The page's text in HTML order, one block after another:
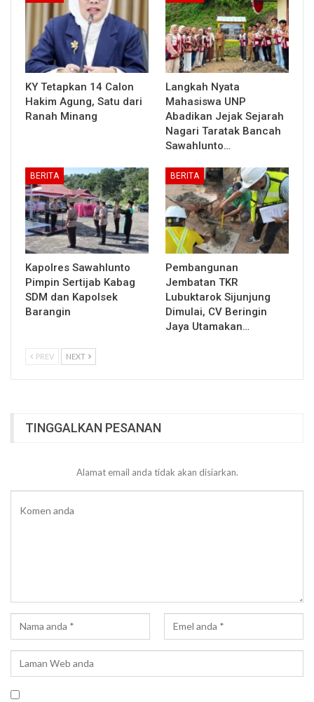
KY Tetapkan 14 Calon
Hakim Agung, Satu dari
Ranah Minang
Langkah Nyata
Mahasiswa UNP
Abadikan Jejak Sejarah
Nagari Taratak Bancah
Sawahlunto…
BERITA
Kapolres Sawahlunto
Pimpin Sertijab Kabag
SDM dan Kapolsek
Barangin
BERITA
Pembangunan
Jembatan TKR
Lubuktarok Sijunjung
Dimulai, CV Beringin
Jaya Utamakan…
PREV NEXT
TINGGALKAN PESANAN
Alamat email anda tidak akan disiarkan.